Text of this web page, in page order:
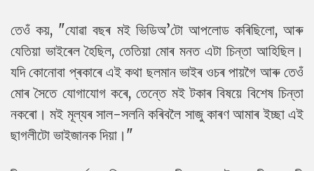
তেওঁ কয়, "যোৱা বছৰ মই ভিডিঅ’টো আপলোড কৰিছিলো, আৰু
যেতিয়া ভাইৰেল হৈছিল, তেতিয়া মোৰ মনত এটা চিন্তা আহিছিল।
যদি কোনোবা প্ৰকাৰে এই কথা ছলমান ভাইৰ ওচৰ পায়গৈ আৰু তেওঁ
মোৰ সৈতে যোগাযোগ কৰে, তেন্তে মই টকাৰ বিষয়ে বিশেষ চিন্তা
নকৰো। মই মূল্যৰ সাল-সলনি কৰিবলৈ সাজু কাৰণ আমাৰ ইচ্ছা এই
ছাগলীটো ভাইজানক দিয়া।"